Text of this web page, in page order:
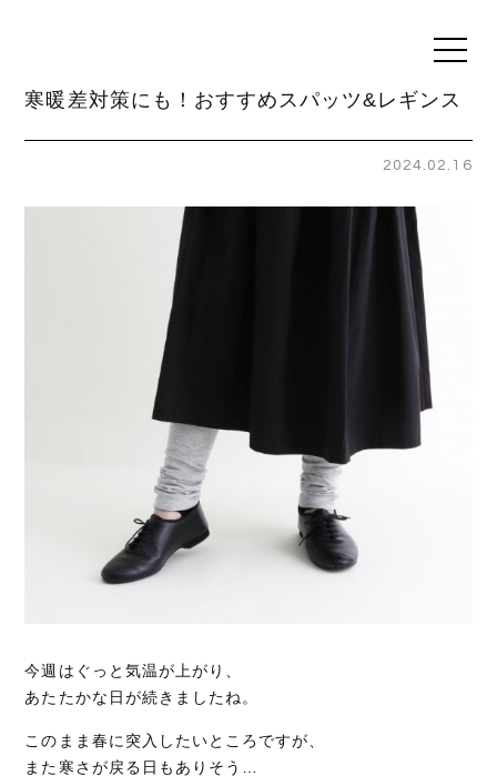
t
g
g
e
n
a
寒暖差対策にも！おすすめスパッツ&レギンス
2024.02.16
今週はぐっと気温が上がり、
あたたかな日が続きましたね。
このまま春に突入したいところですが、
また寒さが戻る日もありそう…